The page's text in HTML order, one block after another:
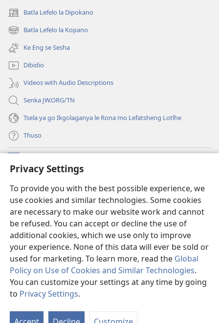
Privacy Settings
To provide you with the best possible experience, we
use cookies and similar technologies. Some cookies
are necessary to make our website work and cannot
be refused. You can accept or decline the use of
additional cookies, which we use only to improve
your experience. None of this data will ever be sold or
used for marketing. To learn more, read the Global
Policy on Use of Cookies and Similar Technologies.
You can customize your settings at any time by going
to Privacy Settings.
Batla Lefelo la Dipokano
(e
bula
tsebe
nngwe)
Batla Lefelo la Kopano
(e
bula
tsebe
e
nngwe)
Ke Eng se Sesha
Dibidio
Videos with Audio Descriptions
Senka JW.ORG/TN
Tsela ya go Ikgolaganya le Rona mo Lefatsheng Lotlhe
Thuso
(e
bula
nngwe)
LAEBORARI YA MO INTERNET
(e
bula
tsebe
e
nngwe)
JW Hub
(e
bula
tsebe
e
nngwe)
App ya JW Library
Copyright© 2026 Watch Tower Bible and Tract Society of Pennsylvania.
MELAWANA YA TIRISO|